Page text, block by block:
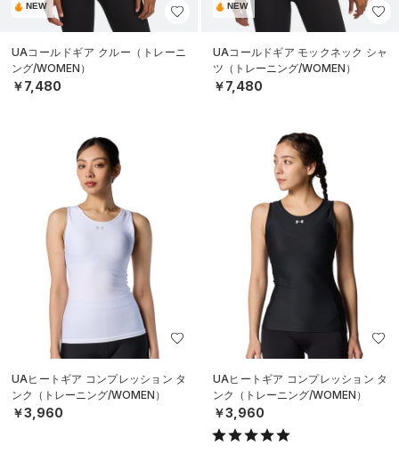
NEW
UAコールドギア クルー（トレーニ
ング/WOMEN）
￥7,480
NEW
UAコールドギア モックネック シャ
ツ（トレーニング/WOMEN）
￥7,480
UAヒートギア コンプレッション タ
ンク（トレーニング/WOMEN）
￥3,960
UAヒートギア コンプレッション タ
ンク（トレーニング/WOMEN）
￥3,960